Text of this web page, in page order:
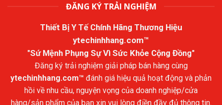
ĐĂNG KÝ TRẢI NGHIỆM
Thiết Bị Y Tế Chính Hãng Thương Hiệu
ytechinhhang.com™
"Sứ Mệnh Phụng Sự Vì Sức Khỏe Cộng Đồng"
Đăng ký trải nghiệm giải pháp bán hàng cùng
ytechinhhang.com™ đánh giá hiệu quả hoạt động và phản
hồi về nhu cầu, nguyện vọng của doanh nghiệp/cửa
hàng/sản phẩm của bạn xin vui lòng điền đầy đủ thông tin.